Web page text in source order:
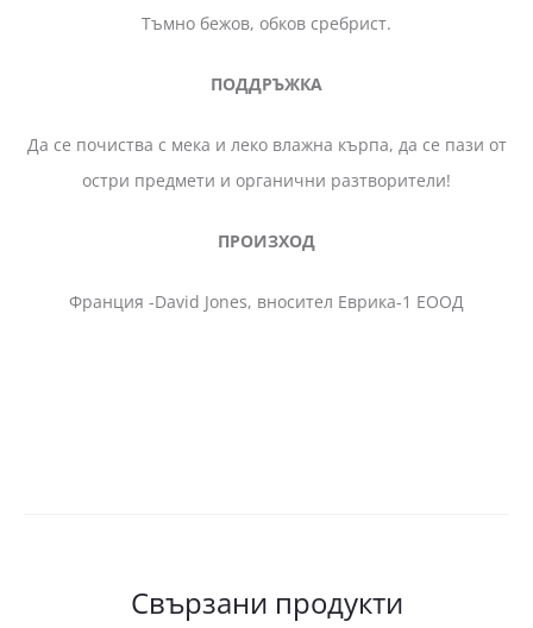
Тъмно бежов, обков сребрист.
ПОДДРЪЖКА
Да се почиства с мека и леко влажна кърпа, да се пази от
остри предмети и органични разтворители!
ПРОИЗХОД
Франция -David Jones, вносител Еврика-1 ЕООД
Свързани продукти